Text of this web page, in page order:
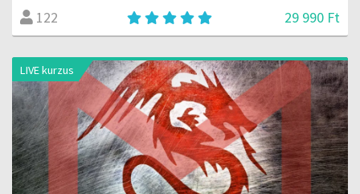
122 29 990 Ft
LIVE kurzus